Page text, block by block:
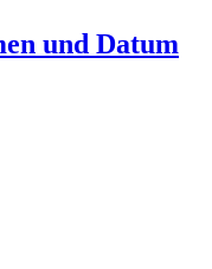
und Datum